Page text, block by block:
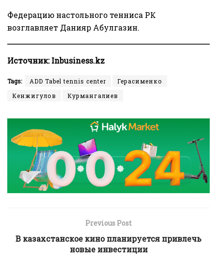
Федерацию настольного тенниса РК
возглавляет Данияр Абулгазин.
Источник:Inbusiness.kz
Tags: ADD Tabel tennis center
Герасименко
Кенжигулов
Курмангалиев
Previous Post
В казахстанское кино планируется привлечь
новые инвестиции